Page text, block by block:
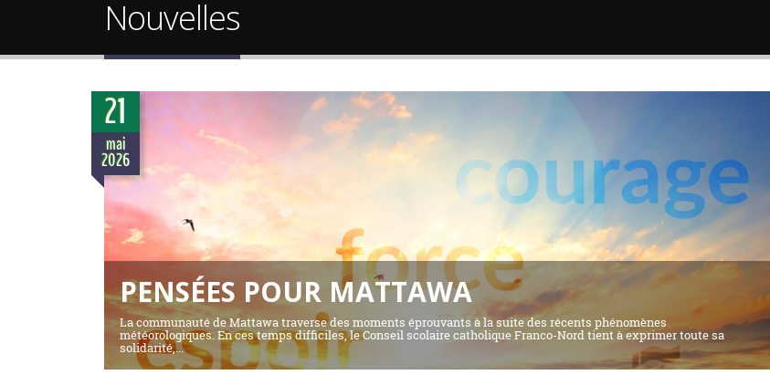
Nouvelles
21
mai
2026
PENSÉES POUR MATTAWA
La communauté de Mattawa traverse des moments éprouvants à la suite des récents phénomènes
météorologiques. En ces temps difficiles, le Conseil scolaire catholique Franco-Nord tient à exprimer toute sa
solidarité,...
16 mai 2026